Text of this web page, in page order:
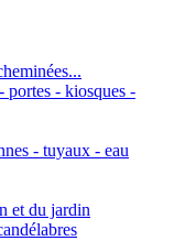
portes - kiosques -
- tuyaux - eau
et du jardin